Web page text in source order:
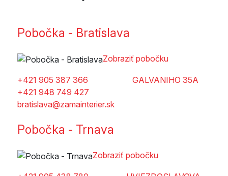
Pobočka - Bratislava
Zobraziť pobočku
+421 905 387 366
+421 948 749 427
bratislava@zamainterier.sk
GALVANIHO 35A
Pobočka - Trnava
Zobraziť pobočku